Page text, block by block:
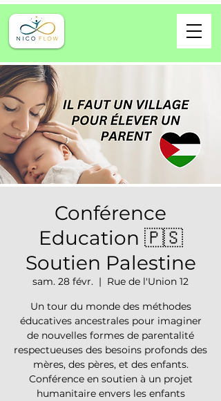
Conférence
Education 🇵🇸
Soutien Palestine
sam. 28 févr.
  |
Rue de l'Union 12
Un tour du monde des méthodes
éducatives ancestrales pour imaginer
de nouvelles formes de parentalité
respectueuses des besoins profonds des
mères, des pères, et des enfants.
Conférence en soutien à un projet
humanitaire envers les enfants